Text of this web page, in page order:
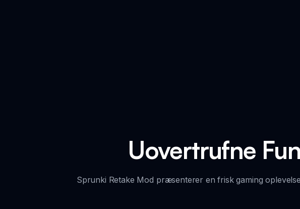
Uovertrufne
Sprunki Retake Mod præsenterer en frisk gaming